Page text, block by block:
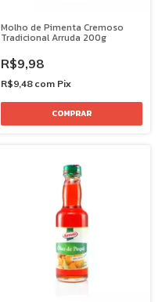
Molho de Pimenta Cremoso
Tradicional Arruda 200g
R$9,98
R$9,48 com Pix